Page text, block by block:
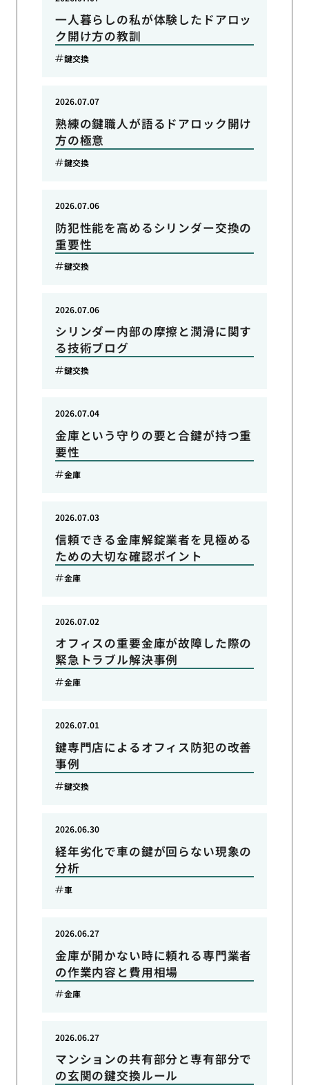
一人暮らしの私が体験したドアロッ
ク開け方の教訓
鍵交換
熟練の鍵職人が語るドアロック開け
方の極意
2026.07.07
鍵交換
防犯性能を高めるシリンダー交換の
重要性
2026.07.06
鍵交換
シリンダー内部の摩擦と潤滑に関す
る技術ブログ
2026.07.06
鍵交換
金庫という守りの要と合鍵が持つ重
要性
2026.07.04
金庫
信頼できる金庫解錠業者を見極める
ための大切な確認ポイント
2026.07.03
金庫
オフィスの重要金庫が故障した際の
緊急トラブル解決事例
2026.07.02
金庫
鍵専門店によるオフィス防犯の改善
事例
2026.07.01
鍵交換
経年劣化で車の鍵が回らない現象の
分析
2026.06.30
車
金庫が開かない時に頼れる専門業者
の作業内容と費用相場
2026.06.27
金庫
マンションの共有部分と専有部分で
の玄関の鍵交換ルール
2026.06.27